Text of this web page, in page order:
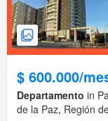
$ 600.000/
Departamento in
de la Paz, Región